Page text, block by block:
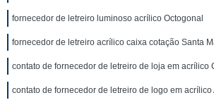
fornecedor de letreiro luminoso acrílico Octogonal
fornecedor de letreiro acrílico caixa cotação Santa
contato de fornecedor de letreiro de loja em acrílico
contato de fornecedor de letreiro de logo em